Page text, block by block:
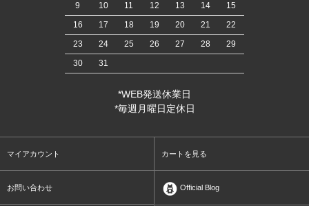
9
10 11 12 13 14
15
16
17 18 19 20 21
22
23
24 25 26 27 28
29
30
31
*WEB発送休業日
*毎週月曜日定休日
マイアカウント カートを見る
お問い合わせ Official Blog